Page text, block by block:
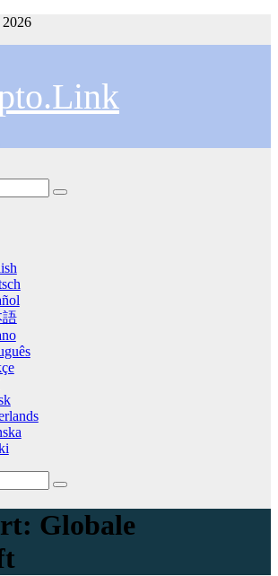
語
Globale